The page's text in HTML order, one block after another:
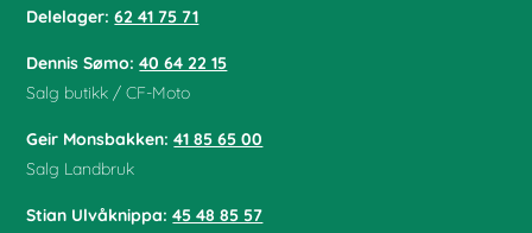
Delelager:62 41 75 71
Dennis Sømo:40 64 22 15
Salg butikk / CF-Moto
Geir Monsbakken:41 85 65 00
Salg Landbruk
Stian Ulvåknippa:45 48 85 57